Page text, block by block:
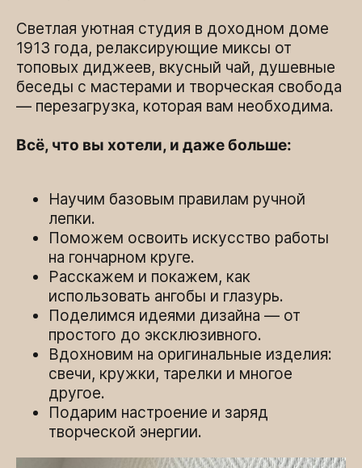
Светлая уютная студия в доходном доме
1913 года, релаксирующие миксы от
топовых диджеев, вкусный чай, душевные
беседы с мастерами и творческая свобода
— перезагрузка, которая вам необходима.
Всё, что вы хотели, и даже больше:
Научим базовым правилам ручной
лепки.
Поможем освоить искусство работы
на гончарном круге.
Расскажем и покажем, как
использовать ангобы и глазурь.
Поделимся идеями дизайна — от
простого до эксклюзивного.
Вдохновим на оригинальные изделия:
свечи, кружки, тарелки и многое
другое.
Подарим настроение и заряд
творческой энергии.